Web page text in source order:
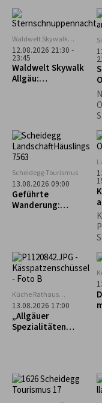
Materialien lassen
wir Punkte und
Rohstoffe und
Ressourcen,
welche ansonsten
für die Produktion
neuer Gegenstände
aufgewendet
werden müssten.
dieser Gedanke
weiterentwickelt
und auf den lokalen
Gesellschaft
getragen.
Waldwelt Skywalk
Allgäu, Scheidegg
12.08.2026 21:30 -
23:45
Waldwelt Skywalk
Allgäu:
Scheidegg-Tourismus
13.08.2026 09:00
Geführte
Wanderung:
Küche Rathaus
Scheidegg
13.08.2026 17:00
„Allgäuer
Spezialitäten